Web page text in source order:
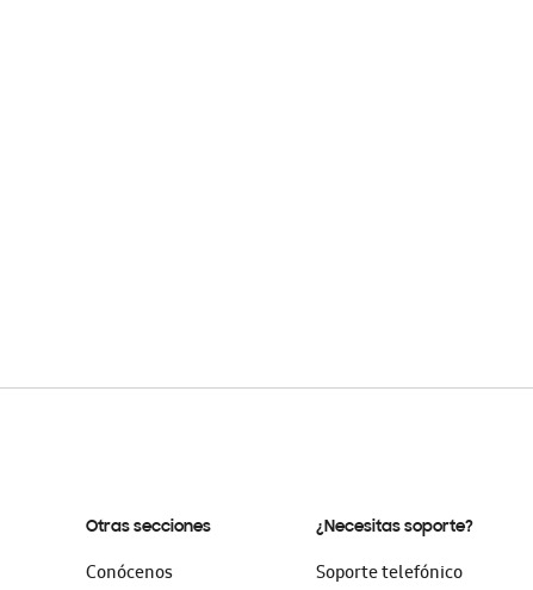
Otras secciones
Conócenos
¿Necesitas soporte?
Soporte telefónico